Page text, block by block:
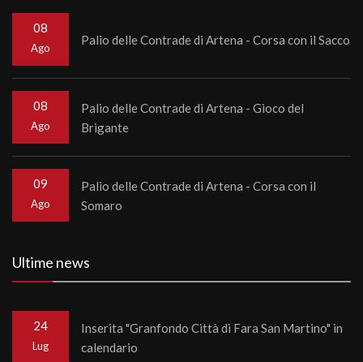
08
Ago
Palio delle Contrade di Artena - Corsa con il Sacco
08
Ago
Palio delle Contrade di Artena - Gioco del
Brigante
09
Ago
Palio delle Contrade di Artena - Corsa con il
Somaro
Ultime news
24
Lug
Inserita "Granfondo Città di Fara San Martino" in
calendario